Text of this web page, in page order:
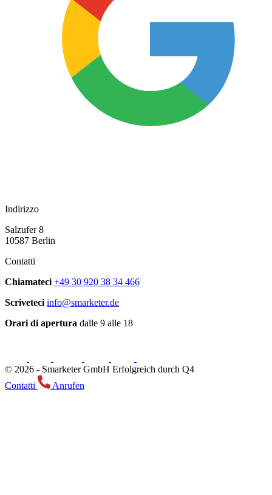
Indirizzo
Salzufer 8
10587 Berlin
Contatti
Chiamateci +49 30 920 38 34 466
Scriveteci info@smarketer.de
Orari di apertura dalle 9 alle 18
© 2026 - Smarketer GmbH Erfolgreich durch Q4
Contatti
Anrufen